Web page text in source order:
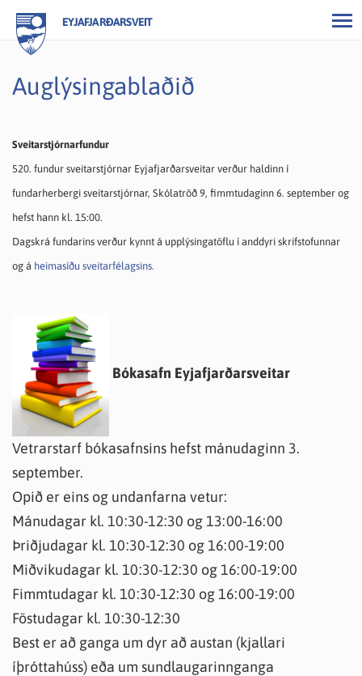
EYJAFJARÐARSVEIT
Auglýsingablaðið
Sveitarstjórnarfundur
520. fundur sveitarstjórnar Eyjafjarðarsveitar verður haldinn í
fundarherbergi sveitarstjórnar, Skólatröð 9, fimmtudaginn 6. september og
hefst hann kl. 15:00.
Dagskrá fundarins verður kynnt á upplýsingatöflu í anddyri skrifstofunnar
og á heimasíðu sveitarfélagsins.
Bókasafn Eyjafjarðarsveitar
Vetrarstarf bókasafnsins hefst mánudaginn 3.
september.
Opið er eins og undanfarna vetur:
Mánudagar kl. 10:30-12:30 og 13:00-16:00
Þriðjudagar kl. 10:30-12:30 og 16:00-19:00
Miðvikudagar kl. 10:30-12:30 og 16:00-19:00
Fimmtudagar kl. 10:30-12:30 og 16:00-19:00
Föstudagar kl. 10:30-12:30
Best er að ganga um dyr að austan (kjallari
íþróttahúss) eða um sundlaugarinnganga